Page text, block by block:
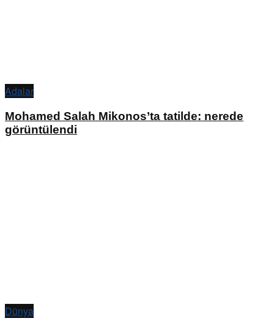
Adalar
Mohamed Salah Mikonos’ta tatilde: nerede
görüntülendi
Dünya